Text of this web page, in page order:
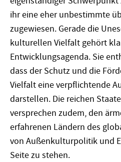
ihr eine eher unbestimmte
zugewiesen. Gerade die
kulturellen Vielfalt gehört
Entwicklungsagenda. Sie
dass der Schutz und die
Vielfalt eine verpflichtende
darstellen. Die reichen
versprechen zudem, den
erfahrenen Ländern des
von Außenkulturpolitik und
Seite zu stehen.